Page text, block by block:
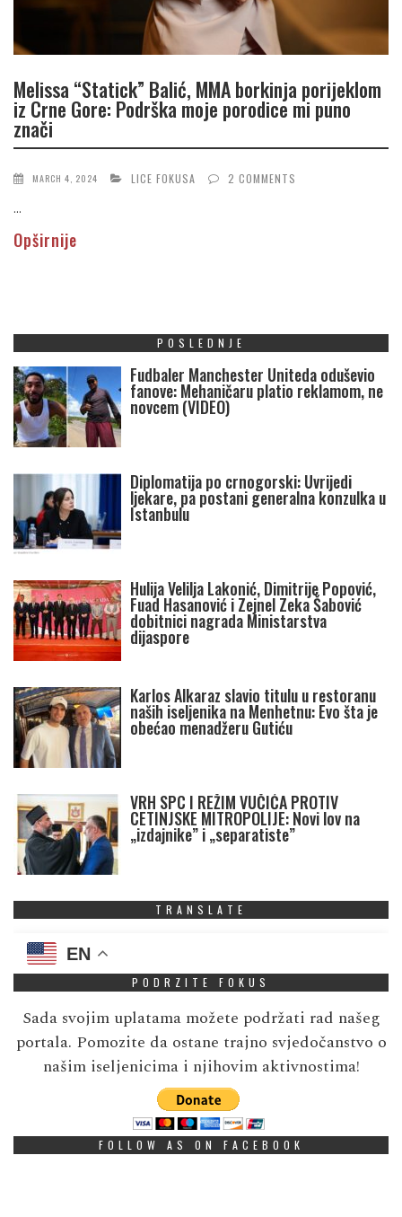
Melissa “Statick” Balić, MMA borkinja porijeklom
iz Crne Gore: Podrška moje porodice mi puno
znači
MARCH 4, 2024 LICE FOKUSA 2 COMMENTS
...
Opširnije
POSLEDNJE
Fudbaler Manchester Uniteda oduševio
fanove: Mehaničaru platio reklamom, ne
novcem (VIDEO)
Diplomatija po crnogorski: Uvrijedi
ljekare, pa postani generalna konzulka u
Istanbulu
Hulija Velilja Lakonić, Dimitrije Popović,
Fuad Hasanović i Zejnel Zeka Šabović
dobitnici nagrada Ministarstva
dijaspore
Karlos Alkaraz slavio titulu u restoranu
naših iseljenika na Menhetnu: Evo šta je
obećao menadžeru Gutiću
VRH SPC I REŽIM VUČIĆA PROTIV
CETINJSKE MITROPOLIJE: Novi lov na
„izdajnike” i „separatiste”
TRANSLATE
EN
PODRZITE FOKUS
Sada svojim uplatama možete podržati rad našeg
portala. Pomozite da ostane trajno svjedočanstvo o
našim iseljenicima i njihovim aktivnostima!
FOLLOW AS ON FACEBOOK